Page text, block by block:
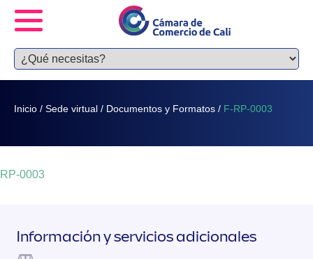
Inicio / Sede virtual / Documentos y Formatos / F-RP-0003
0003
Información y servicios adicionales